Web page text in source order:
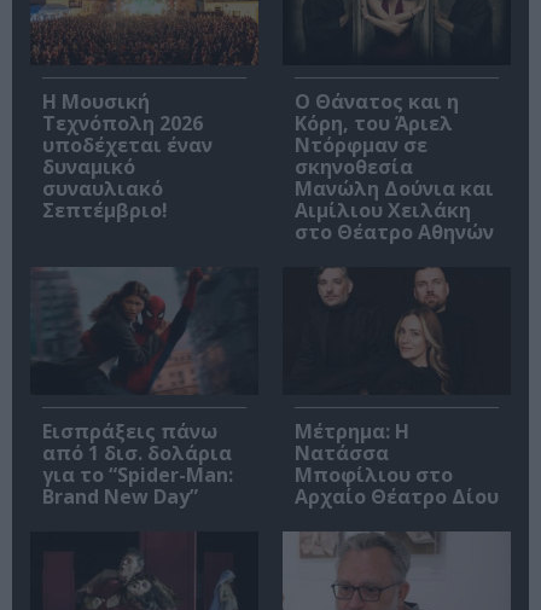
Η Μουσική
Τεχνόπολη 2026
υποδέχεται έναν
δυναμικό
συναυλιακό
Σεπτέμβριο!
Ο Θάνατος και η
Κόρη, του Άριελ
Ντόρφμαν σε
σκηνοθεσία
Μανώλη Δούνια και
Αιμίλιου Χειλάκη
στο Θέατρο Αθηνών
Εισπράξεις πάνω
από 1 δισ. δολάρια
για το “Spider-Man:
Brand New Day”
Μέτρημα: Η
Νατάσσα
Μποφίλιου στο
Αρχαίο Θέατρο Δίου